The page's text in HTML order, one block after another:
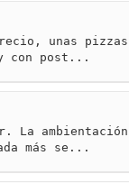
unas pizzas
con post...
La ambientación
más se...